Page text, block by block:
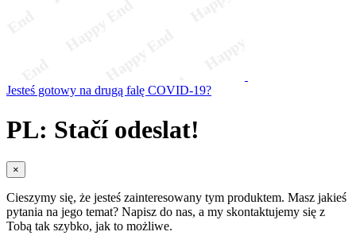
Jesteś gotowy na drugą falę COVID-19?
PL: Stačí odeslat!
×
Cieszymy się, że jesteś zainteresowany tym produktem. Masz jakieś
pytania na jego temat? Napisz do nas, a my skontaktujemy się z
Tobą tak szybko, jak to możliwe.